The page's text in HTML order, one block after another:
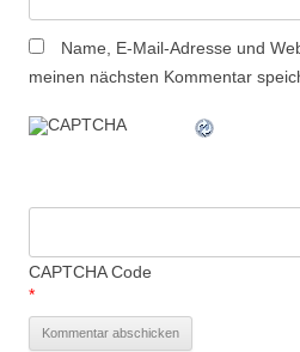
Name, E-Mail-Adresse und
meinen nächsten Kommentar
CAPTCHA Code
*